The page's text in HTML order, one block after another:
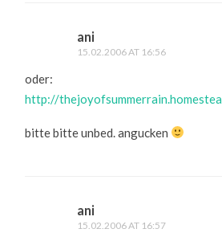
ani
15.02.2006 AT 16:56
oder:
http://
bitte bitte unbed. angucken
ani
15.02.2006 AT 16:57